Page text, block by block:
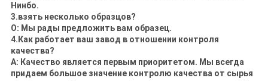
Нинбо.
3.взять несколько образцов?
О: Мы рады предложить вам образец.
4.Как работает ваш завод в отношении контроля
качества?
A: Качество является первым приоритетом. Мы всегда
придаем большое значение контролю качества от сырья